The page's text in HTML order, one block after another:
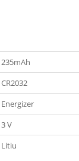
235mAh
CR2032
Energizer
3 V
Litiu